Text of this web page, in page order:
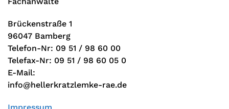
Brückenstraße 1
96047 Bamberg
Telefon-Nr: 09 51 / 98 60 00
Telefax-Nr: 09 51 / 98 60 05 0
E-Mail:
info@hellerkratzlemke-rae.de
Impressum